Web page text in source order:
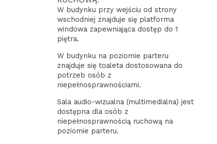
W budynku przy wejściu od strony
wschodniej znajduje się platforma
windowa zapewniająca dostęp do 1
piętra.
W budynku na poziomie parteru
znajduje się toaleta dostosowana do
potrzeb osób z
niepełnosprawnościami.
Sala audio-wizualna (multimedialna) jest
dostępna dla osób z
niepełnosprawnością ruchową na
poziomie parteru.